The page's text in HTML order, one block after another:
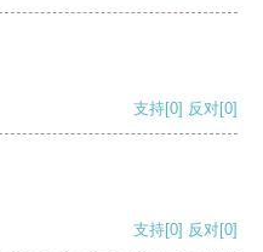
支持[0] 反对[0]
支持[0] 反对[0]